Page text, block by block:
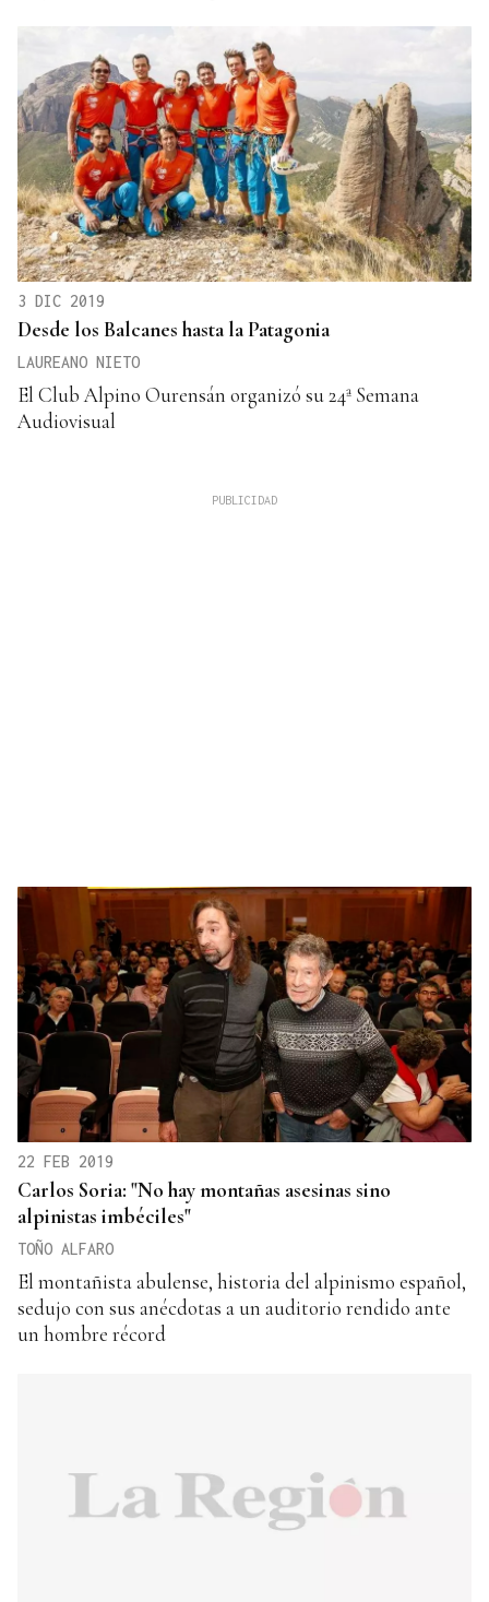
3 DIC 2019
Desde los Balcanes hasta la Patagonia
LAUREANO NIETO
El Club Alpino Ourensán organizó su 24ª Semana
Audiovisual
22 FEB 2019
Carlos Soria: "No hay montañas asesinas sino
alpinistas imbéciles"
TOÑO ALFARO
El montañista abulense, historia del alpinismo español,
sedujo con sus anécdotas a un auditorio rendido ante
un hombre récord